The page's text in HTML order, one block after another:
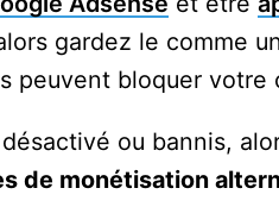
gardez le comme
peuvent bloquer votre
ou bannis,
de monétisation